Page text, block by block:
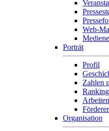
Web-
Porträt
Profil
Zahlen
Organisation